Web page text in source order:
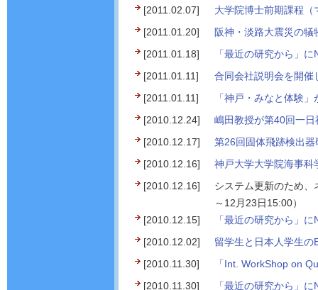
[2011.02.07]
大学院博士前期課程
[2011.01.20]
阪神・淡路大震災の
[2011.01.18]
「最近の研究から」
[2011.01.11]
合同会社説明会を開催
[2011.01.11]
「神戸・みなと体験
[2010.12.24]
嶋田教授が第40回一
[2010.12.17]
第26回固体飛跡検出
[2010.12.16]
神戸大学大学院海事
[2010.12.16]
システム更新のため
～12月23日15:00）
[2010.12.15]
「最近の研究から」
[2010.12.02]
留学生と日本人学生
[2010.11.30]
「Int. WorkShop on
[2010.11.30]
「最近の研究から」